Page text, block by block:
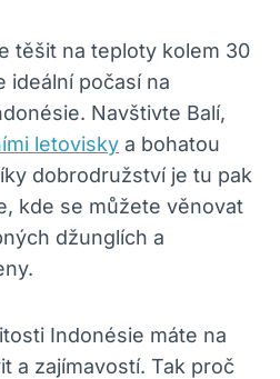
těšit na teploty kolem 30
ideální počasí na
Navštivte Balí,
letovisky a bohatou
dobrodružství je tu pak
kde se můžete věnovat
džunglích a
Indonésie máte na
a zajímavostí. Tak proč